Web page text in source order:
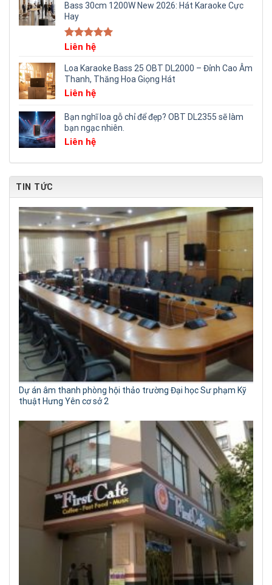
Bass 30cm 1200W New 2026: Hát Karaoke Cực
Hay
Rated5.00
Liên hệ
Loa Karaoke Bass 25 OBT DL2000 – Đỉnh Cao Âm
Thanh, Thăng Hoa Giọng Hát
Liên hệ
Bạn nghĩ loa gỗ chỉ để đẹp? OBT DL2355 sẽ làm
bạn ngạc nhiên.
Liên hệ
TIN TỨC
Dự án âm thanh phòng hội thảo trường Đại học Sư phạm Kỹ
thuật Hưng Yên cơ sở 2